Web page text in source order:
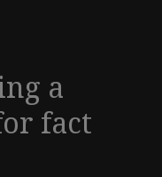
a
fact